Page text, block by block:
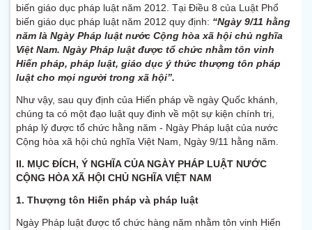
biến giáo dục pháp luật năm 2012. Tại Điều 8 của Luật Phổ
biến giáo dục pháp luật năm 2012 quy định: “Ngày 9/11 hằng
năm là Ngày Pháp luật nước Cộng hòa xã hội chủ nghĩa
Việt Nam. Ngày Pháp luật được tổ chức nhằm tôn vinh
Hiến pháp, pháp luật, giáo dục ý thức thượng tôn pháp
luật cho mọi người trong xã hội”.
Như vậy, sau quy định của Hiến pháp về ngày Quốc khánh,
chúng ta có một đạo luật quy định về một sự kiện chính trị,
pháp lý được tổ chức hằng năm - Ngày Pháp luật của nước
Cộng hòa xã hội chủ nghĩa Việt Nam, Ngày 9/11 hằng năm.
II. MỤC ĐÍCH, Ý NGHĨA CỦA NGÀY PHÁP LUẬT NƯỚC
CỘNG HÒA XÃ HỘI CHỦ NGHĨA VIỆT NAM
1. Thượng tôn Hiến pháp và pháp luật
Ngày Pháp luật được tổ chức hàng năm nhằm tôn vinh Hiến